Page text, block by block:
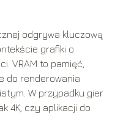
odgrywa kluczową
grafiki o
VRAM to pamięć,
do renderowania
W przypadku gier
4K, czy aplikacji do